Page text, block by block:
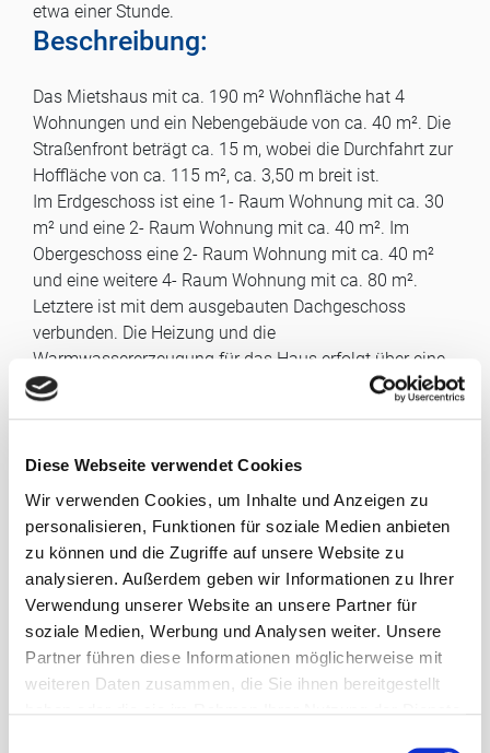
Diese Webseite verwendet Cookies
Wir verwenden Cookies, um Inhalte und Anzeigen zu
personalisieren, Funktionen für soziale Medien anbieten
zu können und die Zugriffe auf unsere Website zu
analysieren. Außerdem geben wir Informationen zu Ihrer
Verwendung unserer Website an unsere Partner für
soziale Medien, Werbung und Analysen weiter. Unsere
Partner führen diese Informationen möglicherweise mit
weiteren Daten zusammen, die Sie ihnen bereitgestellt
etwa einer Stunde.
Beschreibung:
Das Mietshaus mit ca. 190 m² Wohnfläche hat 4
Wohnungen und ein Nebengebäude von ca. 40 m². Die
Straßenfront beträgt ca. 15 m, wobei die Durchfahrt zur
Hoffläche von ca. 115 m², ca. 3,50 m breit ist.
Im Erdgeschoss ist eine 1- Raum Wohnung mit ca. 30
m² und eine 2- Raum Wohnung mit ca. 40 m². Im
Obergeschoss eine 2- Raum Wohnung mit ca. 40 m²
und eine weitere 4- Raum Wohnung mit ca. 80 m².
Letztere ist mit dem ausgebauten Dachgeschoss
verbunden. Die Heizung und die
Warmwassererzeugung für das Haus erfolgt über eine
Gaszentralheizung.
monatlich. Die 1- Raum Wohnung im Erdgeschoss ist
zurzeit nicht vermietet und muss für eine
Neuvermietung erst Instandgesetzt werden.
Auf dem gepflasterten Innenhof sind 4 PKW-
Stellplätze.
Das Nebengebäude ist nicht vermietet und hat starke
Wasserschäden am Dach.
Energieausweis: